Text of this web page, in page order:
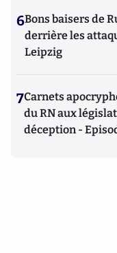
6Bons baisers de
derrière les
Leipzig
7Carnets
du RN aux
déception -